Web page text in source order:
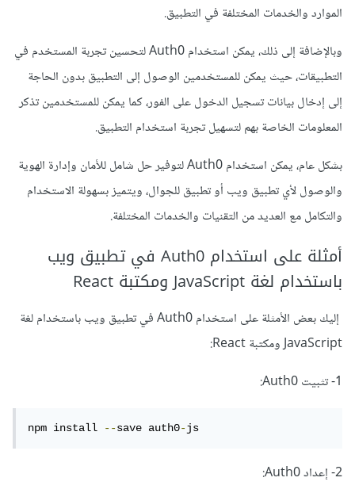
الموارد والخدمات المختلفة في التطبيق.
وبالإضافة إلى ذلك، يمكن استخدام Auth0 لتحسين تجربة المستخدم في
التطبيقات، حيث يمكن للمستخدمين الوصول إلى التطبيق بدون الحاجة
إلى إدخال بيانات تسجيل الدخول على الفور، كما يمكن للمستخدمين تذكر
المعلومات الخاصة بهم لتسهيل تجربة استخدام التطبيق.
بشكل عام، يمكن استخدام Auth0 لتوفير حل شامل للأمان وإدارة الهوية
والوصول لأي تطبيق ويب أو تطبيق للجوال، ويتميز بسهولة الاستخدام
والتكامل مع العديد من التقنيات والخدمات المختلفة.
أمثلة على استخدام Auth0 في تطبيق ويب
باستخدام لغة JavaScript ومكتبة React
إليك بعض الأمثلة على استخدام Auth0 في تطبيق ويب باستخدام لغة
JavaScript ومكتبة React:
1- تثبيت Auth0:
npm install --save auth0-js
2- إعداد Auth0: